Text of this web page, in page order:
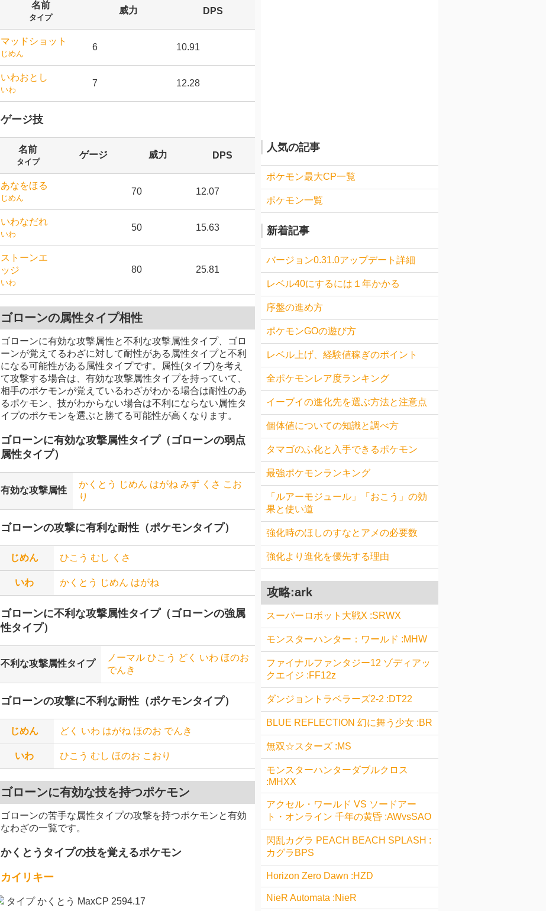
名前
タイプ
威力 DPS
マッドショット
じめん
6 10.91
いわおとし
いわ
7 12.28
ゲージ技
名前
タイプ
ゲージ 威力 DPS
あなをほる
じめん
70 12.07
いわなだれ
いわ
50 15.63
ストーンエ
ッジ
いわ
80 25.81
ゴローンの属性タイプ相性
ゴローンに有効な攻撃属性と不利な攻撃属性タイプ、ゴロ
ーンが覚えてるわざに対して耐性がある属性タイプと不利
になる可能性がある属性タイプです。属性(タイプ)を考え
て攻撃する場合は、有効な攻撃属性タイプを持っていて、
相手のポケモンが覚えているわざがわかる場合は耐性のあ
るポケモン、技がわからない場合は不利にならない属性タ
イプのポケモンを選ぶと勝てる可能性が高くなります。
ゴローンに有効な攻撃属性タイプ（ゴローンの弱点
属性タイプ）
有効な攻撃属性
かくとう じめん はがね みず くさ こお
り
ゴローンの攻撃に有利な耐性（ポケモンタイプ）
じめん ひこう むし くさ
いわ かくとう じめん はがね
ゴローンに不利な攻撃属性タイプ（ゴローンの強属
性タイプ）
不利な攻撃属性タイプ
ノーマル ひこう どく いわ ほのお
でんき
ゴローンの攻撃に不利な耐性（ポケモンタイプ）
じめん どく いわ はがね ほのお でんき
いわ ひこう むし ほのお こおり
ゴローンに有効な技を持つポケモン
ゴローンの苦手な属性タイプの攻撃を持つポケモンと有効
なわざの一覧です。
かくとうタイプの技を覚えるポケモン
カイリキー
タイプ かくとう MaxCP 2594.17
人気の記事
ポケモン最大CP一覧
ポケモン一覧
新着記事
バージョン0.31.0アップデート詳細
レベル40にするには１年かかる
序盤の進め方
ポケモンGOの遊び方
レベル上げ、経験値稼ぎのポイント
全ポケモンレア度ランキング
イーブイの進化先を選ぶ方法と注意点
個体値についての知識と調べ方
タマゴのふ化と入手できるポケモン
最強ポケモンランキング
「ルアーモジュール」「おこう」の効
果と使い道
強化時のほしのすなとアメの必要数
強化より進化を優先する理由
攻略:ark
スーパーロボット大戦X :SRWX
モンスターハンター：ワールド :MHW
ファイナルファンタジー12 ゾディアッ
クエイジ :FF12z
ダンジョントラベラーズ2-2 :DT22
BLUE REFLECTION 幻に舞う少女 :BR
無双☆スターズ :MS
モンスターハンターダブルクロス
:MHXX
アクセル・ワールド VS ソードアー
ト・オンライン 千年の黄昏 :AWvsSAO
閃乱カグラ PEACH BEACH SPLASH :
カグラBPS
Horizon Zero Dawn :HZD
NieR Automata :NieR